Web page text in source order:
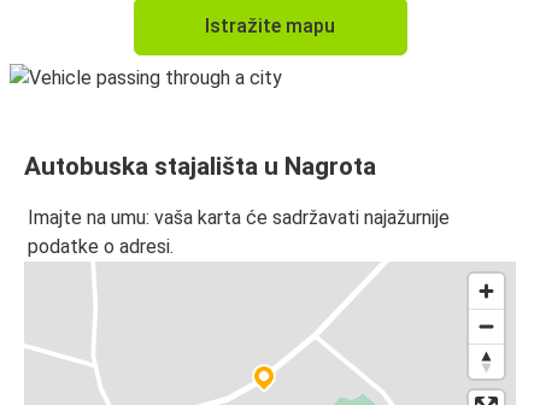
Istražite mapu
Autobuska stajališta u Nagrota
Imajte na umu: vaša karta će sadržavati najažurnije
podatke o adresi.